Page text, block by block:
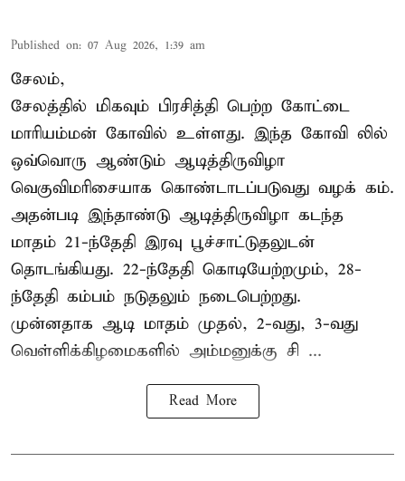
Published on: 07 Aug 2026, 1:39 am
சேலம்,
சேலத்தில் மிகவும் பிரசித்தி பெற்ற கோட்டை
மாரியம்மன் கோவில் உள்ளது. இந்த கோவி லில்
ஒவ்வொரு ஆண்டும் ஆடித்திருவிழா
வெகுவிமரிசையாக கொண்டாடப்படுவது வழக் கம்.
அதன்படி இந்தாண்டு ஆடித்திருவிழா கடந்த
மாதம் 21-ந்தேதி இரவு பூச்சாட்டுதலுடன்
தொடங்கியது. 22-ந்தேதி கொடியேற்றமும், 28-
ந்தேதி கம்பம் நடுதலும் நடைபெற்றது.
முன்னதாக ஆடி மாதம் முதல், 2-வது, 3-வது
வெள்ளிக்கிழமைகளில் அம்மனுக்கு சி ...
Read More